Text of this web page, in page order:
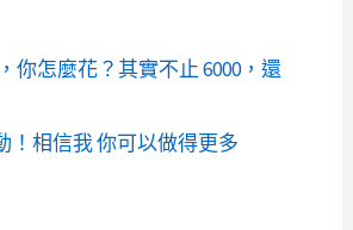
你怎麼花？其實不止 6000，還
！相信我 你可以做得更多